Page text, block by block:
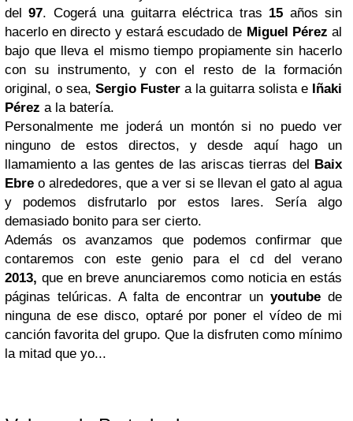
del97. Cogerá una guitarra eléctrica tras 15 años sin
hacerlo en directo y estará escudado de Miguel Pérezal
bajo que lleva el mismo tiempo propiamente sin hacerlo
con su instrumento, y con el resto de la formación
original, o sea, Sergio Fuster a la guitarra solista e Iñaki
Pérez a la batería.
Personalmente me joderá un montón si no puedo ver
ninguno de estos directos, y desde aquí hago un
llamamiento a las gentes de las ariscas tierras del Baix
Ebre o alrededores, que a ver si se llevan el gato al agua
y podemos disfrutarlo por estos lares. Sería algo
demasiado bonito para ser cierto.
Además os avanzamos que podemos confirmar que
contaremos con este genio para el cd del verano
2013, que en breve anunciaremos como noticia en estás
páginas telúricas. A falta de encontrar unyoutube de
ninguna de ese disco, optaré por poner el vídeo de mi
canción favorita del grupo. Que la disfruten como mínimo
la mitad que yo...